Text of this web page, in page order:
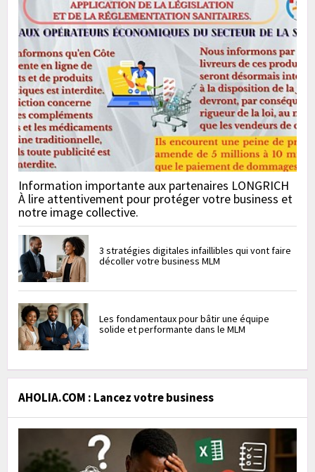
Information importante aux partenaires LONGRICH
À lire attentivement pour protéger votre business et
notre image collective.
3 stratégies digitales infaillibles qui vont faire
décoller votre business MLM
Les fondamentaux pour bâtir une équipe
solide et performante dans le MLM
AHOLIA.COM : Lancez votre business